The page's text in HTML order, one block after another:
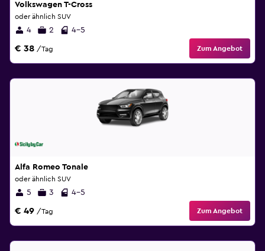
Volkswagen T-Cross
oder ähnlich SUV
4 2 4-5
€ 38 /Tag Zum Angebot
Alfa Romeo Tonale
oder ähnlich SUV
5 3 4-5
€ 49 /Tag Zum Angebot